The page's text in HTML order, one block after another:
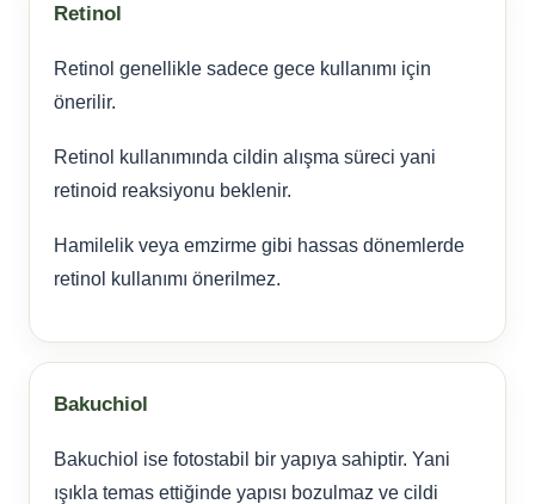
Retinol
Retinol genellikle sadece gece kullanımı için
önerilir.
Retinol kullanımında cildin alışma süreci yani
retinoid reaksiyonu beklenir.
Hamilelik veya emzirme gibi hassas dönemlerde
retinol kullanımı önerilmez.
Bakuchiol
Bakuchiol ise fotostabil bir yapıya sahiptir. Yani
ışıkla temas ettiğinde yapısı bozulmaz ve cildi